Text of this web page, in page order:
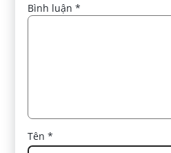
Bình luận*
Tên*